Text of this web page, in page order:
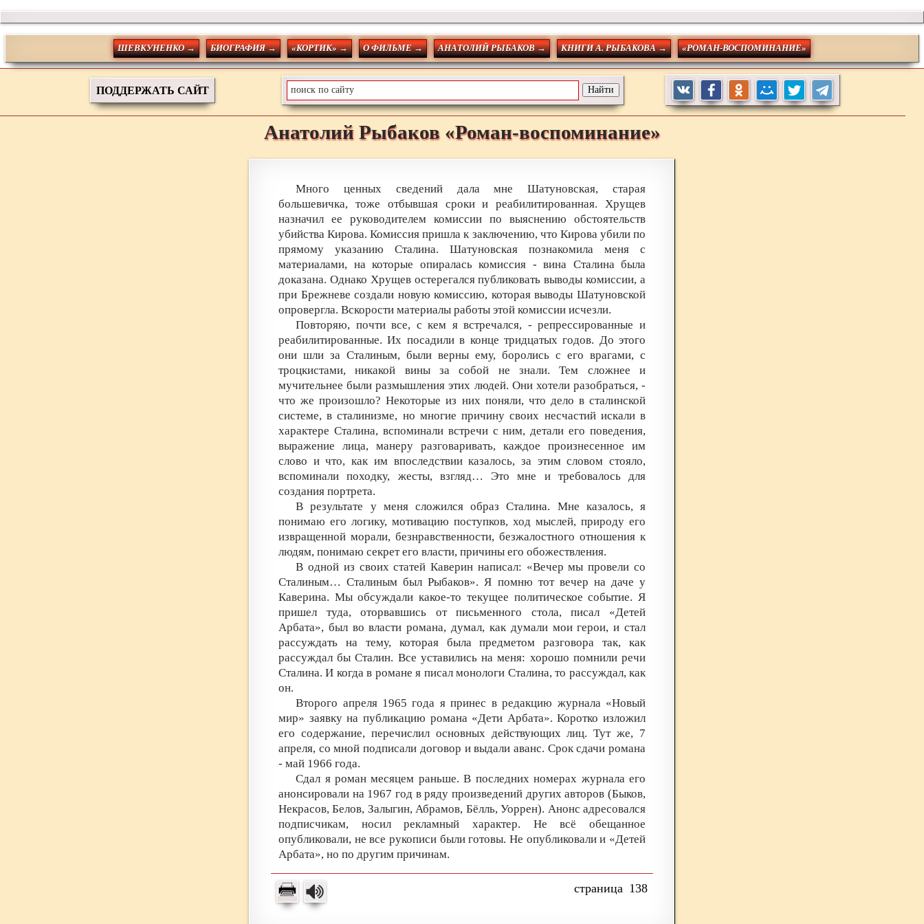
ШЕВКУНЕНКО → БИОГРАФИЯ → «КОРТИК» → О ФИЛЬМЕ → АНАТОЛИЙ РЫБАКОВ → КНИГИ А. РЫБАКОВА → «РОМАН-ВОСПОМИНАНИЕ»
ПОДДЕРЖАТЬ САЙТ
Анатолий Рыбаков «Роман-воспоминание»
Много ценных сведений дала мне Шатуновская, старая
большевичка, тоже отбывшая сроки и реабилитированная. Хрущев
назначил ее руководителем комиссии по выяснению обстоятельств
убийства Кирова. Комиссия пришла к заключению, что Кирова убили по
прямому указанию Сталина. Шатуновская познакомила меня с
материалами, на которые опиралась комиссия - вина Сталина была
доказана. Однако Хрущев остерегался публиковать выводы комиссии, а
при Брежневе создали новую комиссию, которая выводы Шатуновской
опровергла. Вскорости материалы работы этой комиссии исчезли.
Повторяю, почти все, с кем я встречался, - репрессированные и
реабилитированные. Их посадили в конце тридцатых годов. До этого
они шли за Сталиным, были верны ему, боролись с его врагами, с
троцкистами, никакой вины за собой не знали. Тем сложнее и
мучительнее были размышления этих людей. Они хотели разобраться, -
что же произошло? Некоторые из них поняли, что дело в сталинской
системе, в сталинизме, но многие причину своих несчастий искали в
характере Сталина, вспоминали встречи с ним, детали его поведения,
выражение лица, манеру разговаривать, каждое произнесенное им
слово и что, как им впоследствии казалось, за этим словом стояло,
вспоминали походку, жесты, взгляд… Это мне и требовалось для
создания портрета.
В результате у меня сложился образ Сталина. Мне казалось, я
понимаю его логику, мотивацию поступков, ход мыслей, природу его
извращенной морали, безнравственности, безжалостного отношения к
людям, понимаю секрет его власти, причины его обожествления.
В одной из своих статей Каверин написал: «Вечер мы провели со
Сталиным… Сталиным был Рыбаков». Я помню тот вечер на даче у
Каверина. Мы обсуждали какое-то текущее политическое событие. Я
пришел туда, оторвавшись от письменного стола, писал «Детей
Арбата», был во власти романа, думал, как думали мои герои, и стал
рассуждать на тему, которая была предметом разговора так, как
рассуждал бы Сталин. Все уставились на меня: хорошо помнили речи
Сталина. И когда в романе я писал монологи Сталина, то рассуждал, как
он.
Второго апреля 1965 года я принес в редакцию журнала «Новый
мир» заявку на публикацию романа «Дети Арбата». Коротко изложил
его содержание, перечислил основных действующих лиц. Тут же, 7
апреля, со мной подписали договор и выдали аванс. Срок сдачи романа
- май 1966 года.
Сдал я роман месяцем раньше. В последних номерах журнала его
анонсировали на 1967 год в ряду произведений других авторов (Быков,
Некрасов, Белов, Залыгин, Абрамов, Бёлль, Уоррен). Анонс адресовался
подписчикам, носил рекламный характер. Не всё обещанное
опубликовали, не все рукописи были готовы. Не опубликовали и «Детей
Арбата», но по другим причинам.
138